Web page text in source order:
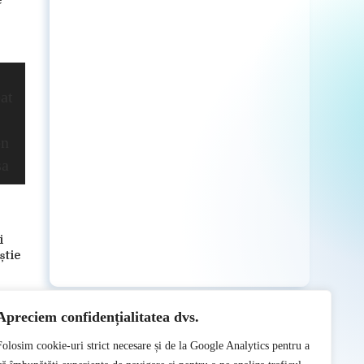
confidențialitatea dvs.
cookie-uri strict necesare și de la Google Analytics pentru a